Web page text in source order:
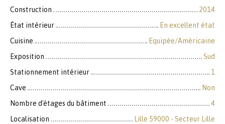
Construction
2014
État intérieur
En excellent état
Cuisine
Equipée/Américaine
Exposition
Sud
Stationnement intérieur
1
Cave
Non
Nombre d'étages du bâtiment
4
Localisation
Lille 59000 - Secteur Lille